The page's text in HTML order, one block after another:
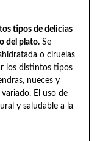
tipos de delicias
del plato.Se
o ciruelas
los distintos tipos
nueces y
El uso de
y saludable a la